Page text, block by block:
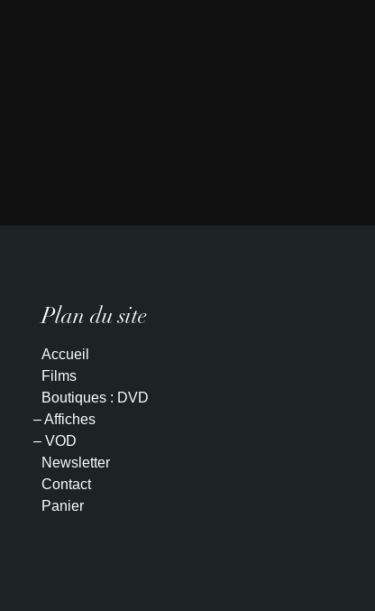
Plan du site
Accueil
Films
Boutiques : DVD
– Affiches
– VOD
Newsletter
Contact
Panier